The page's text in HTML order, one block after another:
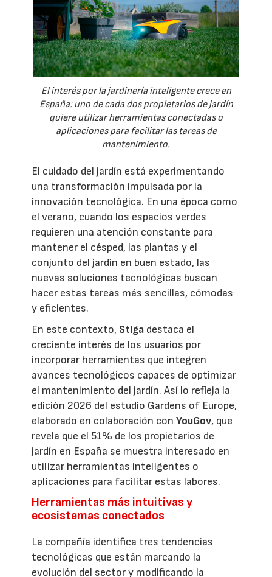
El interés por la jardinería inteligente crece en
España: uno de cada dos propietarios de jardín
quiere utilizar herramientas conectadas o
aplicaciones para facilitar las tareas de
mantenimiento.
El cuidado del jardín está experimentando
una transformación impulsada por la
innovación tecnológica. En una época como
el verano, cuando los espacios verdes
requieren una atención constante para
mantener el césped, las plantas y el
conjunto del jardín en buen estado, las
nuevas soluciones tecnológicas buscan
hacer estas tareas más sencillas, cómodas
y eficientes.
En este contexto, Stiga destaca el
creciente interés de los usuarios por
incorporar herramientas que integren
avances tecnológicos capaces de optimizar
el mantenimiento del jardín. Así lo refleja la
edición 2026 del estudio Gardens of Europe,
elaborado en colaboración conYouGov, que
revela que el 51% de los propietarios de
jardín en España se muestra interesado en
utilizar herramientas inteligentes o
aplicaciones para facilitar estas labores.
Herramientas más intuitivas y
ecosistemas conectados
La compañía identifica tres tendencias
tecnológicas que están marcando la
evolución del sector y modificando la